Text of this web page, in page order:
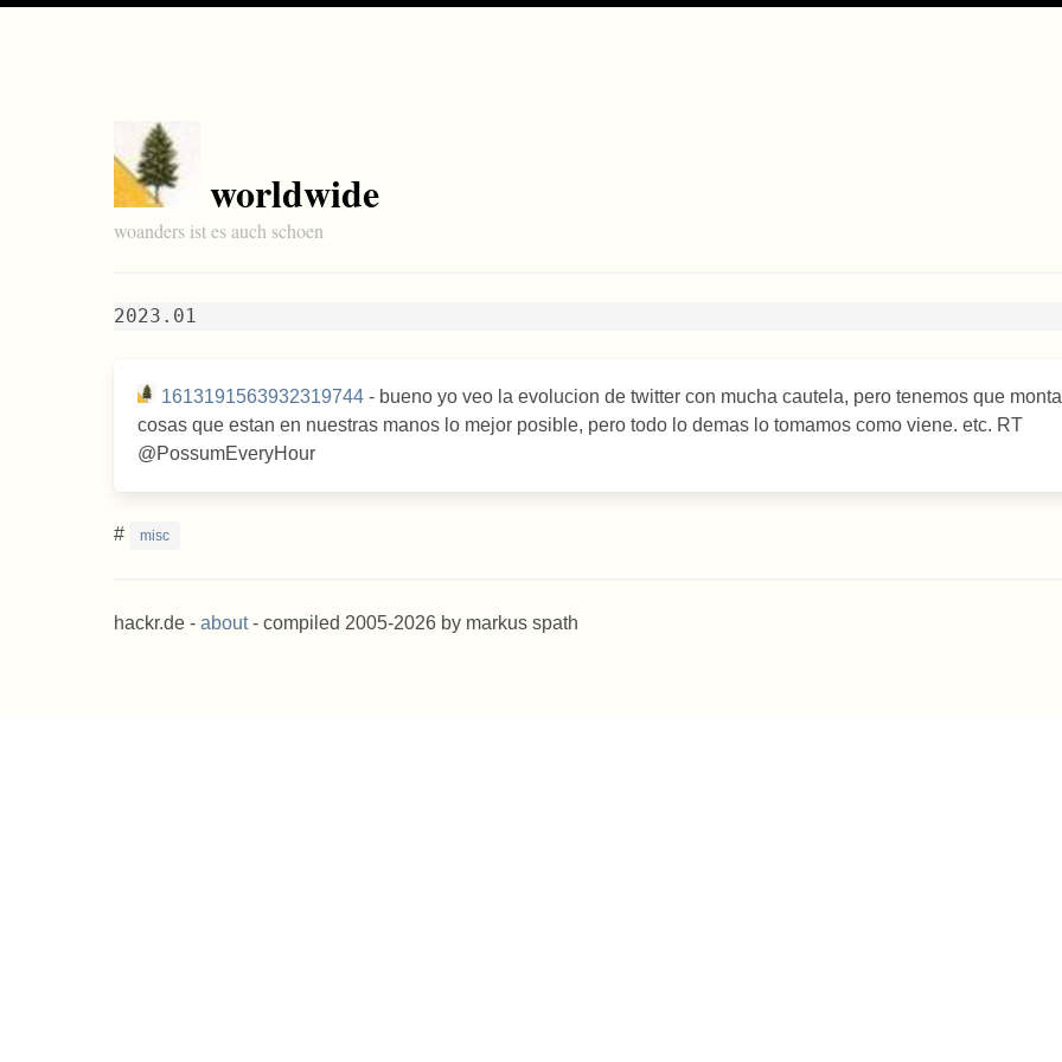
worldwide
woanders ist es auch schoen
2023.01
1613191563932319744 - bueno yo veo la evolucion de twitter con mucha cautela, pero tenemos que
cosas que estan en nuestras manos lo mejor posible, pero todo lo demas lo tomamos como viene. etc. RT
@PossumEveryHour
# misc
hackr.de - about- compiled 2005-2026 by markus spath